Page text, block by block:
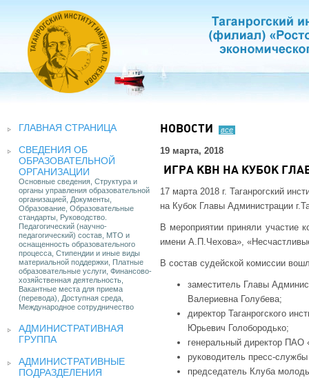
ГЛАВНАЯ СТРАНИЦА
СВЕДЕНИЯ ОБ
ОБРАЗОВАТЕЛЬНОЙ
ОРГАНИЗАЦИИ
Основные сведения, Структура и
органы управления образовательной
организацией, Документы,
Образование, Образовательные
стандарты, Руководство.
Педагогический (научно-
педагогический) состав, МТО и
оснащенность образовательного
процесса, Стипендии и иные виды
материальной поддержки, Платные
образовательные услуги, Финансово-
хозяйственная деятельность,
Вакантные места для приема
(перевода), Доступная среда,
Международное сотрудничество
АДМИНИСТРАТИВНАЯ
ГРУППА
АДМИНИСТРАТИВНЫЕ
ПОДРАЗДЕЛЕНИЯ
НОВОСТИ все
19 марта, 2018
ИГРА КВН НА КУБОК
17 марта 2018 г. Таганрогский
на Кубок Главы Администрации
В мероприятии приняли участие
имени А.П.Чехова»,
В состав судейской комиссии
заместитель Главы
Валериевна Голубева;
директор Таганрогского
Юрьевич Голобородько;
генеральный директор
руководитель пресс-
председатель Клуба